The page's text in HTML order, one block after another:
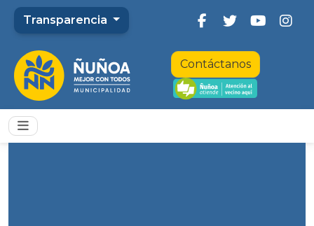
Transparencia
Contáctanos